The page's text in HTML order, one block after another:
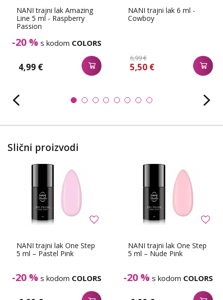
NANI trajni lak Amazing
Line 5 ml - Raspberry
Passion
-20 % s kodom COLORS
4,99 €
NANI trajni lak 6 ml -
Cowboy
6,99 €
5,50 €
Slični proizvodi
NANI trajni lak One Step
5 ml – Pastel Pink
-20 % s kodom COLORS
NANI trajni lak One Step
5 ml – Nude Pink
-20 % s kodom COLORS